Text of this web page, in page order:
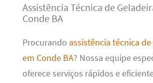
Assistência Técnica de
Conde BA
Procurando assistência técnica
em Conde BA? Nossa equipe
oferece serviços rápidos e